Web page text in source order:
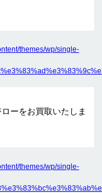
themes/wp/single-
ーをお買取いたしま
themes/wp/single-